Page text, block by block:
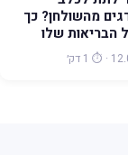
מהשולחן? כך
הבריאות שלו